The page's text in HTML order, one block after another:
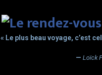
« Le plus beau voyage, c’est
— Loïck